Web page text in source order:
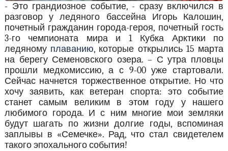
- Это грандиозное событие, - сразу включился в
разговор у ледяного бассейна Игорь Калошин,
почетный гражданин города-героя, почетный гость
3-го чемпионата мира и 1 Кубка Арктики по
ледяному плаванию, которые открылись 15 марта
на берегу Семеновского озера. – С утра пловцы
прошли медкомиссию, а с 9-00 уже стартовали.
Сейчас начнется торжественное открытие. Но что
хочу заявить, как ветеран спорта: это событие
станет самым великим в этом году у нашего
любимого города. И с ним многие мои земляки
будут шагать по жизни долгие годы, вспоминая
заплывы в «Семечке». Рад, что стал свидетелем
такого эпохального события!